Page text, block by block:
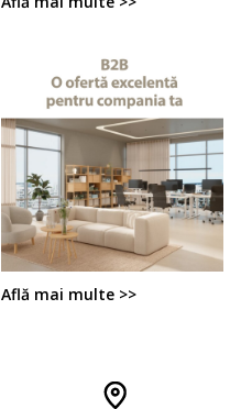
Află mai multe >>